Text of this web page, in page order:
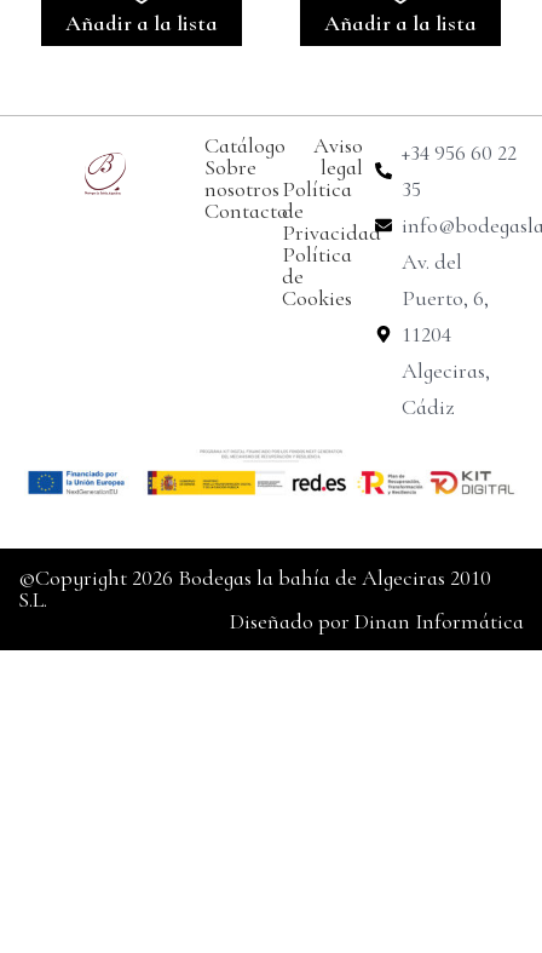
Añadir a la lista Añadir a la lista
Catálogo
Sobre
nosotros
Contacto
Aviso
legal
Política
de
Privacidad
Política
de
Cookies
+34 956 60 22
35
Av. del
Puerto, 6,
11204
Algeciras,
Cádiz
©Copyright 2026 Bodegas la bahía de Algeciras 2010
S.L.
Diseñado por Dinan Informática